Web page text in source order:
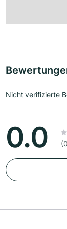
Nicht verifizierte
0.0